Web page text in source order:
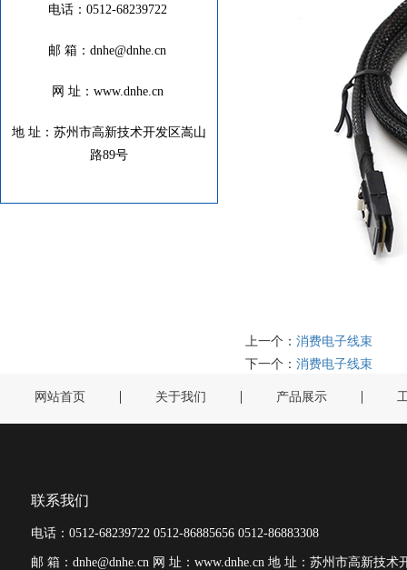
电话：0512-68239722
邮 箱：dnhe@dnhe.cn
网 址：www.dnhe.cn
地 址：苏州市高新技术开发区嵩山
路89号
上一个： 消费电子线束
下一个： 消费电子线束
网站首页 关于我们 产品展示
联系我们
电话：0512-68239722 0512-86885656 0512-86883308
邮 箱：dnhe@dnhe.cn 网 址：www.dnhe.cn 地 址：苏州市高新技术